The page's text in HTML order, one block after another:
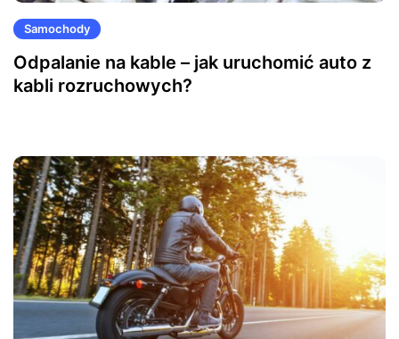
Samochody
Odpalanie na kable – jak uruchomić auto z
kabli rozruchowych?